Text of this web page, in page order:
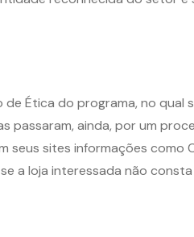
de Ética do programa, no
passaram, ainda, por um
sites informações como
a loja interessada não